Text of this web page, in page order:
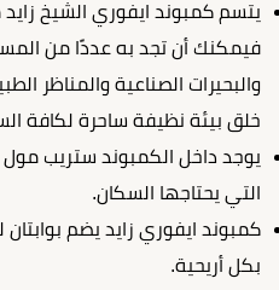
يتسم كمبوند ايفوري الشيخ زايد
فيمكنك أن تجد به عددًا من
والبحيرات الصناعية والمناظر
خلق بيئة نظيفة ساحرة لكافة
يوجد داخل الكمبوند ستريب مول
التي يحتاجها السكان.
كمبوند ايفوري زايد يضم
بكل أريحية.